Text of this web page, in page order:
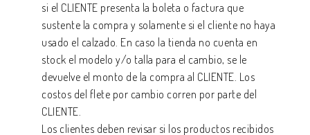
si el CLIENTE presenta la boleta o factura que
sustente la compra y solamente si el cliente no haya
usado el calzado. En caso la tienda no cuenta en
stock el modelo y/o talla para el cambio, se le
devuelve el monto de la compra al CLIENTE. Los
costos del flete por cambio corren por parte del
CLIENTE.
Los clientes deben revisar si los productos recibidos